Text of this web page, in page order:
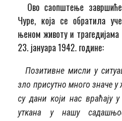
Ово саопштење
Чуре, која се обратила
њеном животу и трагедијама
23. јануара 1942. године:
Позитивне мисли у
зло присутно много значе
су дани који нас враћају
уткана у нашу